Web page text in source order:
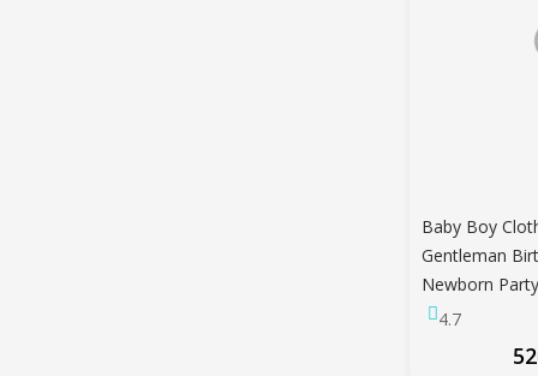
Baby Boy
Gentleman
Newborn
Solid Rmper
4.7